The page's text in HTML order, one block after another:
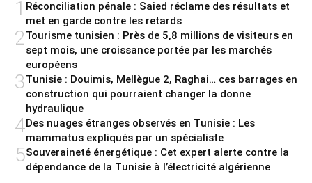
1 Réconciliation pénale : Saied réclame des résultats et
met en garde contre les retards
2Tourisme tunisien : Près de 5,8 millions de visiteurs en
sept mois, une croissance portée par les marchés
européens
3Tunisie : Douimis, Mellègue 2, Raghai… ces barrages en
construction qui pourraient changer la donne
hydraulique
4Des nuages étranges observés en Tunisie : Les
mammatus expliqués par un spécialiste
5Souveraineté énergétique : Cet expert alerte contre la
dépendance de la Tunisie à l’électricité algérienne